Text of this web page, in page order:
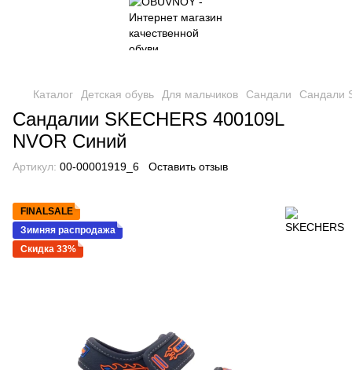
Каталог Детская обувь Для мальчиков Сандали Сандали
Сандалии SKECHERS 400109L
NVOR Синий
Артикул: 00-00001919_6 Оставить отзыв
FINALSALE
Зимняя распродажа
Скидка 33%